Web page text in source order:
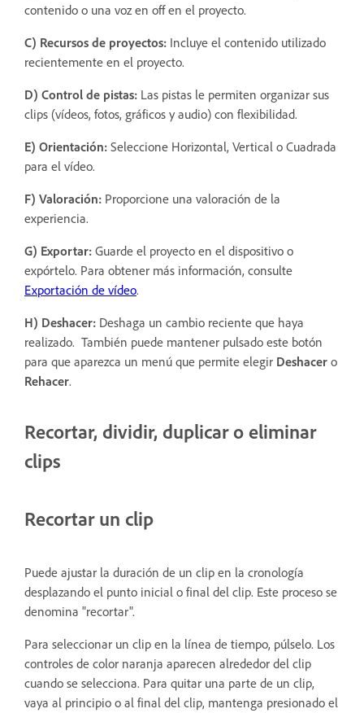
contenido o una voz en off en el proyecto.
C) Recursos de proyectos: Incluye el contenido utilizado
recientemente en el proyecto.
D) Control de pistas: Las pistas le permiten organizar sus
clips (vídeos, fotos, gráficos y audio) con flexibilidad.
E) Orientación: Seleccione Horizontal, Vertical o Cuadrada
para el vídeo.
F) Valoración: Proporcione una valoración de la
experiencia.
G) Exportar: Guarde el proyecto en el dispositivo o
expórtelo. Para obtener más información, consulte
Exportación de vídeo.
H) Deshacer: Deshaga un cambio reciente que haya
realizado. También puede mantener pulsado este botón
para que aparezca un menú que permite elegir Deshacer o
Rehacer.
Recortar, dividir, duplicar o eliminar
clips
Recortar un clip
Puede ajustar la duración de un clip en la cronología
desplazando el punto inicial o final del clip. Este proceso se
denomina "recortar".
Para seleccionar un clip en la línea de tiempo, púlselo. Los
controles de color naranja aparecen alrededor del clip
cuando se selecciona. Para quitar una parte de un clip,
vaya al principio o al final del clip, mantenga presionado el